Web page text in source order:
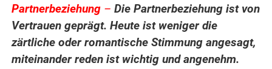
Partnerbeziehung –Die Partnerbeziehung ist von
Vertrauen geprägt. Heute ist weniger die
zärtliche oder romantische Stimmung angesagt,
miteinander reden ist wichtig und angenehm.